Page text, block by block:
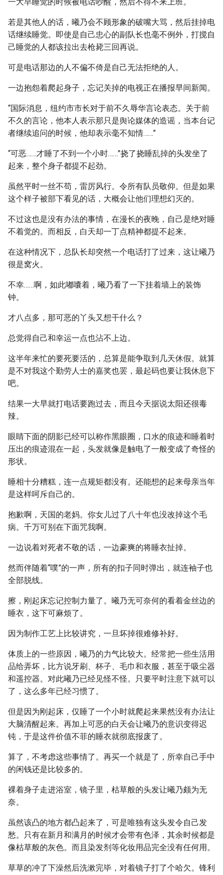
若是其他人的话，曦乃会不顾形象的破嘴大骂，然后挂掉电
话继续睡觉。即使是自己忠心的副队长也毫不例外，打搅自
己睡觉的人都该拉出去枪毙三回再说。
可是电话那边的人不偏不倚是自己无法拒绝的人。
一边抱怨着爬起身子，忘记关掉的电视正在播报早间新闻。
“国际消息，纽约市市长对于前不久辱华言论表态。关于前
不久的言论，他本人表示那只是舆论媒体的造谣，当本台记
者继续追问的时候，他却表示毫不知情……”
“可恶……才睡了不到一个小时……”挠了挠睡乱掉的头发坐了
起来，整个身子都提不起劲。
虽然平时一丝不苟，雷厉风行。令所有队员敬仰。但是如果
这个样子被部下看见的话，大概会让他们理想幻灭的。
不过这也是没有办法的事情，在漫长的夜晚，自己是绝对睡
不着觉的。而相反，白天却一丁点精神都提不起来。
在这种情况下，总队长却突然一个电话打了过来，这让曦乃
很是窝火。
不幸……啊，如此嘟囔着，曦乃看了一下挂着墙上的装饰
钟。
才八点多，那可恶的丫头又想干什么？
总觉得自己和幸运一点也沾不上边。
这半年来忙的要死要活的，总算是能争取到几天休假。就算
是不对我这个勤劳人士的嘉奖也罢，最起码也要让我休息下
吧。
结果一大早就打电话要跑过去，而且今天据说太阳还很毒
辣。
眼睛下面的阴影已经可以称作黑眼圈，口水的痕迹和睡着时
压出的痕迹混在一起，头发就像是触电了一般变成了奇怪的
形状。
睡相十分糟糕，连一点规矩都没有。还能想的起来母亲当年
是这样呵斥自己的。
抱歉啊，天国的老妈。你女儿过了八十年也没改掉这个毛
病。千万可别在下面咒我啊。
一边说着对死者不敬的话，一边豪爽的将睡衣扯掉。
然而伴随着“噗”的一声，所有的扣子同时弹出，就连袖子也
全部脱线。
擦，刚起床忘记控制力量了。曦乃无可奈何的看着金丝边的
睡衣，这下可麻烦了。
因为制作工艺上比较讲究，一旦坏掉很难修补好。
体质上的一些原因，曦乃的力气比较大。经常把一些生活用
品给弄坏，比方说牙刷、杯子、毛巾和衣服，甚至于吸尘器
和遥控器。对此曦乃已经见怪不怪。只要平时注意下就可以
了，这么多年已经习惯了。
但是因为刚起床，仅睡了一个小时就爬起来果然没有办法让
大脑清醒起来。再加上可恶的白天会让曦乃的意识变得迟
钝，于是这件价值不菲的睡衣就彻底报废了。
算了，不考虑这些事情了。再买一个就是了，所幸自己手中
的闲钱还是比较多的。
裸着身子走进浴室，镜子里，枯草般的头发让曦乃颇为无
奈。
虽然该凸的地方都凸起来了，可是唯独有这头发令自己发
愁。只有在新月和满月的时候才会带有色泽，其余时候都是
像枯草般的灰色。而且染发剂等化妆用品完全没有任何用。
草草的冲了下澡然后洗漱完毕，对着镜子打了个哈欠。锋利